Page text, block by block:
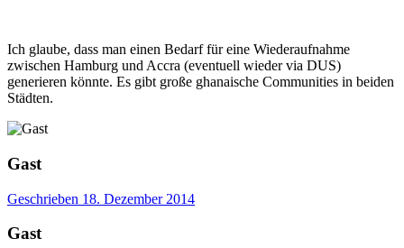
Ich glaube, dass man einen Bedarf für eine Wiederaufnahme
zwischen Hamburg und Accra (eventuell wieder via DUS)
generieren könnte. Es gibt große ghanaische Communities in beiden
Städten.
Gast
Geschrieben 18. Dezember 2014
Gast